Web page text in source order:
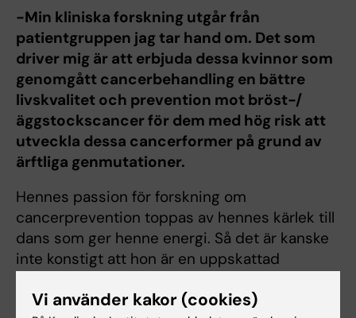
-Min kliniska forskning utgår från
patientgruppen jag tar hand om. Det som
driver mig är att erbjuda dessa kvinnor som
genomgått cancerbehandling en bättre
livskvalitet och prevention mot bröst-/
äggstockscancer för dem med hög risk att
utveckla dessa cancerformer på grund av
ärftliga genmutationer.
Hennes passion för forskning om
cancerprevention toppas av hennes kärlek till
dans som ger henne energi. Så det är kanske
inte konstigt att hon är en uppskattad
Vi använder kakor (cookies)